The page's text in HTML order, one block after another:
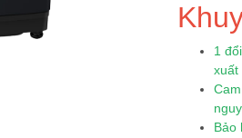
1
xuất
Bảo